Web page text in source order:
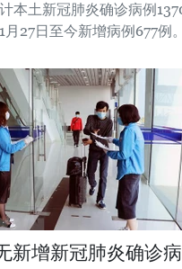
本土新冠肺炎确诊病例
月27日至今新增病例677例。
新增新冠肺炎确诊病